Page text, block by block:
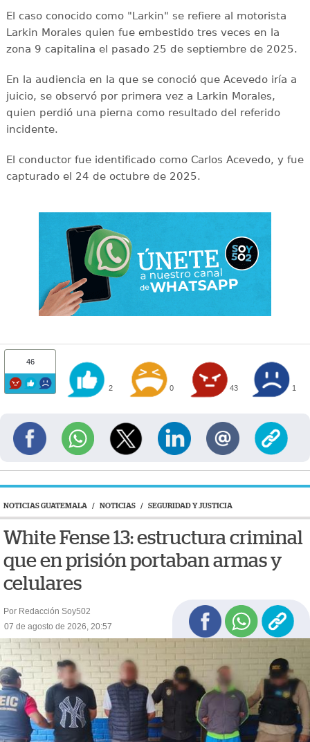
El caso conocido como "Larkin" se refiere al motorista
Larkin Morales quien fue embestido tres veces en la
zona 9 capitalina el pasado 25 de septiembre de 2025.
En la audiencia en la que se conoció que Acevedo iría a
juicio, se observó por primera vez a Larkin Morales,
quien perdió una pierna como resultado del referido
incidente.
El conductor fue identificado como Carlos Acevedo, y fue
capturado el 24 de octubre de 2025.
46
2 0 43 1
NOTICIAS GUATEMALA / NOTICIAS / SEGURIDAD Y JUSTICIA
White Fense 13: estructura criminal
que en prisión portaban armas y
celulares
Por Redacción Soy502
07 de agosto de 2026, 20:57